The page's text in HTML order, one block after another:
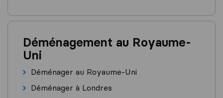
Déménagement au Royaume-
Uni
Déménager au Royaume-Uni
Déménager à Londres